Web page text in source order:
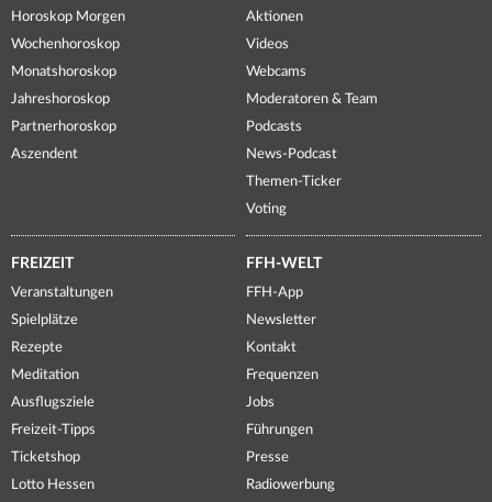
Horoskop Morgen
Wochenhoroskop
Monatshoroskop
Jahreshoroskop
Partnerhoroskop
Aszendent
Aktionen
Videos
Webcams
Moderatoren & Team
Podcasts
News-Podcast
Themen-Ticker
Voting
FREIZEIT
Veranstaltungen
Spielplätze
Rezepte
Meditation
Ausflugsziele
Freizeit-Tipps
Ticketshop
Lotto Hessen
FFH-WELT
FFH-App
Newsletter
Kontakt
Frequenzen
Jobs
Führungen
Presse
Radiowerbung